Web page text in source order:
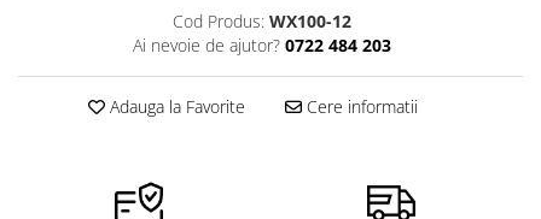
Cod Produs: WX100-12
Ai nevoie de ajutor? 0722 484 203
Adauga la Favorite Cere informatii